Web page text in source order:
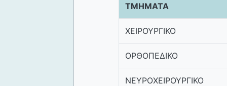
ΤΜΗΜΑΤΑ
ΧΕΙΡΟΥΡΓΙΚΟ
ΟΡΘΟΠΕΔΙΚΟ
ΝΕΥΡΟΧΕΙΡΟΥΡΓΙΚΟ